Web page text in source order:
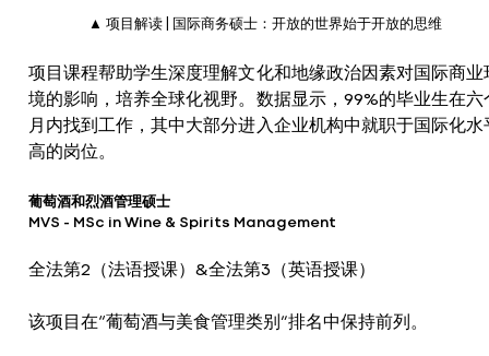
▲ 项目解读 | 国际商务硕士：开放的世界始于开放的思维
项目课程帮助学生深度理解文化和地缘政治因素对国际商业
境的影响，培养全球化视野。数据显示，99%的毕业生在六
月内找到工作，其中大部分进入企业机构中就职于国际化水
高的岗位。
葡萄酒和烈酒管理硕士
MVS – MSc in Wine & Spirits Management
全法第2（法语授课）&全法第3（英语授课）
该项目在“葡萄酒与美食管理类别”排名中保持前列。